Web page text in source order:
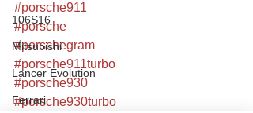
106S16
Mitsubishi
Lancer Evolution
Ferrari
#porsche911
#porsche
#porschegram
#porsche911turbo
#porsche930
#porsche930turbo